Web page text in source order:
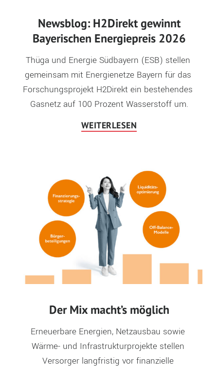
Newsblog: H2Direkt gewinnt
Bayerischen Energiepreis 2026
Thüga und Energie Südbayern (ESB) stellen
gemeinsam mit Energienetze Bayern für das
Forschungsprojekt H2Direkt ein bestehendes
Gasnetz auf 100 Prozent Wasserstoff um.
WEITERLESEN
Der Mix macht’s möglich
Erneuerbare Energien, Netzausbau sowie
Wärme- und Infrastrukturprojekte stellen
Versorger langfristig vor finanzielle